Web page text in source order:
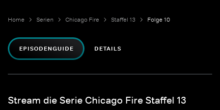
Home Serien Chicago Fire Staffel 13 Folge 10
EPISODENGUIDE DETAILS
Stream die Serie Chicago Fire Staffel 13